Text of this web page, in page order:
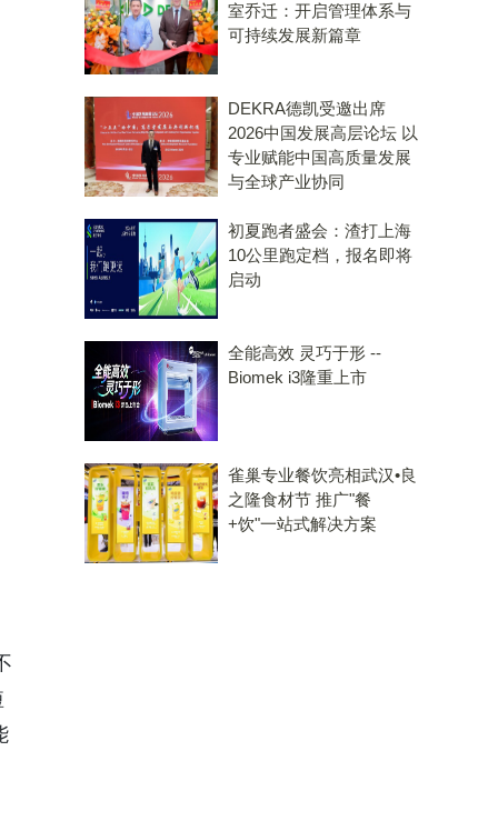
室乔迁：开启管理体系与
可持续发展新篇章
DEKRA德凯受邀出席
2026中国发展高层论坛 以
专业赋能中国高质量发展
与全球产业协同
初夏跑者盛会：渣打上海
10公里跑定档，报名即将
启动
全能高效 灵巧于形 --
Biomek i3隆重上市
雀巢专业餐饮亮相武汉•良
之隆食材节 推广"餐
+饮"一站式解决方案